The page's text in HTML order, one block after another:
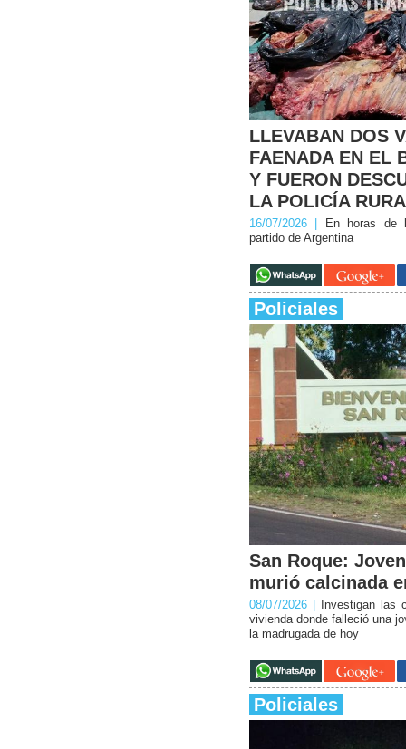
LLEVABAN DOS
FAENADA EN EL
Y FUERON
LA POLICÍA
16/07/2026 |
En horas de
partido de Argentina
Policiales
San Roque:
murió calcinada
08/07/2026 |
Investigan las
vivienda donde falleció una
la madrugada de hoy
Policiales